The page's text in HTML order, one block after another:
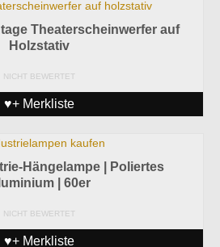
Theaterscheinwerfer auf
Holzstativ
NICHT BEWERTET
♥+ Merkliste
Hängelampe | Poliertes
| 60er
NICHT BEWERTET
♥+ Merkliste